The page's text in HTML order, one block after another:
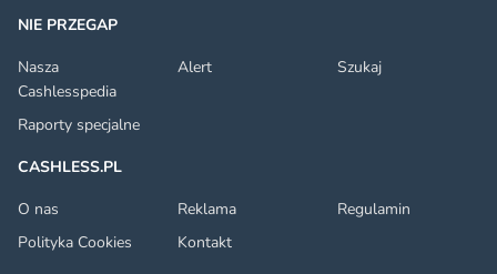
NIE PRZEGAP
Nasza
Cashlesspedia
Alert Szukaj
Raporty specjalne
CASHLESS.PL
O nas
Reklama
Regulamin
Polityka Cookies
Kontakt